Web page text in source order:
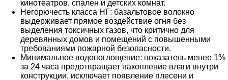
кинотеатров, спален и детских комнат.
Негорючесть класса НГ: базальтовое волокно
выдерживает прямое воздействие огня без
выделения токсичных газов, что критично для
деревянных домов и помещений с повышенными
требованиями пожарной безопасности.
Минимальное водопоглощение: показатель менее 1%
за 24 часа предотвращает накопление влаги внутри
конструкции, исключает появление плесени и